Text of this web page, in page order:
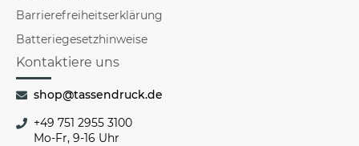
Barrierefreiheitserklärung
Batteriegesetzhinweise
Kontaktiere uns
shop@tassendruck.de
+49 751 2955 3100
Mo-Fr, 9-16 Uhr